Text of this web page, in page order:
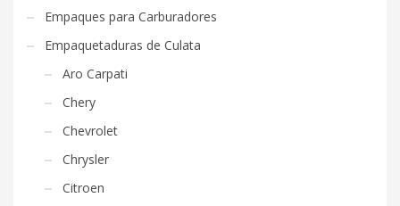
Empaques para Carburadores
Empaquetaduras de Culata
Aro Carpati
Chery
Chevrolet
Chrysler
Citroen